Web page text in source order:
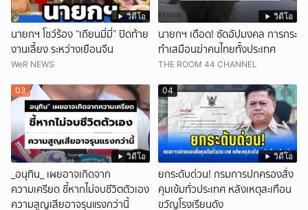
วิดีโอ
นายกฯ โชว์ร้อง “เถียนมี่มี่” ปิดท้าย
งานเลี้ยง ระหว่างเยือนจีน
WeR NEWS
วิดีโอ
นายกฯ เดือด! ซัดอัปมงคล การกระ
ทำเสมือนฆ่าคนไทยทั้งประเทศ
THE ROOM 44 CHANNEL
วิดีโอ
03
_อนุทิน_ เผยอาจเกิดจาก
ความเครียด ชี้หากไม่จบชีวิตตัวเอง
ความสูญเสียอาจรุนแรงกว่านี้
วิดีโอ
04
ยกระดับด่วน! กรมการปกครองสั่ง
คุมเข้มทั่วประเทศ หลังเหตุสะเทือน
ขวัญโรงเรียนดัง